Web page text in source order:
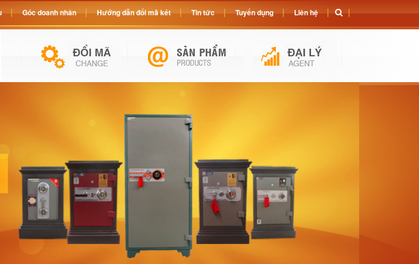
Góc doanh nhân Hướng dẫn đổi mã két Tin tức Tuyển dụng Liên hệ